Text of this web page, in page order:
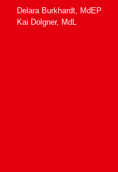
Delara Burkhardt, MdEP
Kai Dolgner, MdL